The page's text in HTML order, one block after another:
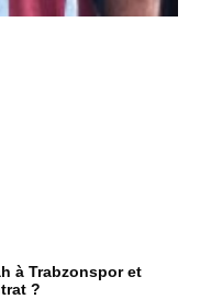
à Trabzonspor et
?